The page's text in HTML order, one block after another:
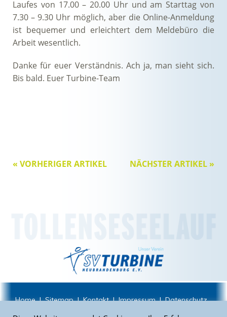
Laufes von 17.00 – 20.00 Uhr und am Starttag von
7.30 – 9.30 Uhr möglich, aber die Online-Anmeldung
ist bequemer und erleichtert dem Meldebüro die
Arbeit wesentlich.
Danke für euer Verständnis. Ach ja, man sieht sich.
Bis bald. Euer Turbine-Team
NÄCHSTER ARTIKEL »
« VORHERIGER ARTIKEL
Home|Sitemap|Kontakt|Impressum|Datenschutz